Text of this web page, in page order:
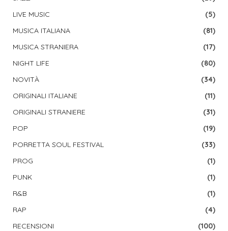
LIVE MUSIC
(5)
MUSICA ITALIANA
(81)
MUSICA STRANIERA
(17)
NIGHT LIFE
(80)
NOVITÀ
(34)
ORIGINALI ITALIANE
(11)
ORIGINALI STRANIERE
(31)
POP
(19)
PORRETTA SOUL FESTIVAL
(33)
PROG
(1)
PUNK
(1)
R&B
(1)
RAP
(4)
RECENSIONI
(100)